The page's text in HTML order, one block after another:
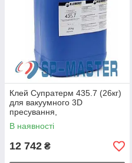
Клей Супратерм 435.7 (26кг)
для вакуумного 3D
пресування,
однокомпонентний
Клейберит (Kleiberit)
В наявності
12 742 ₴